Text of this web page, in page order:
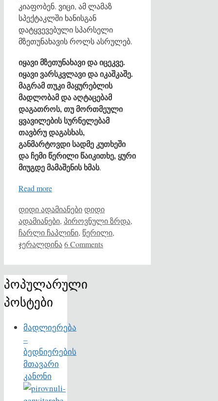
კიაფობენ. ვიცი, ამ ლამაზ
სპექტაკლში ხანისგან
დატყვევებული სპარსელი
მზეთუნახავის როლს ასრულებ.
იყავიმზეთუნახავიდაიცეკვე.
იყავი ვარსკვლავიდაიკაშკაშე.
მაგრამთუკიმაყურებლის
მადლობამდააღტაცებამ
დაგათროს,თუმორთმეული
ყვავილების სურნელებამ
თავბრუდაგასხას,
განმარტოვდი სადმეკუთხეში
და ჩემი წერილი წაიკითხე,ყური
მიუგდემამაშენის ხმას.
Read more
Categories
დიდი ადამიანებიTags
დიდი
ადამიანები, პიროვნული ზრდა,
ჩარლი ჩაპლინი, წერილი,
ჯერალდინა6 Comments
პოპულარული
პოსტები
მადლიერება
–
ბედნიერების
მთავარი
კანონი